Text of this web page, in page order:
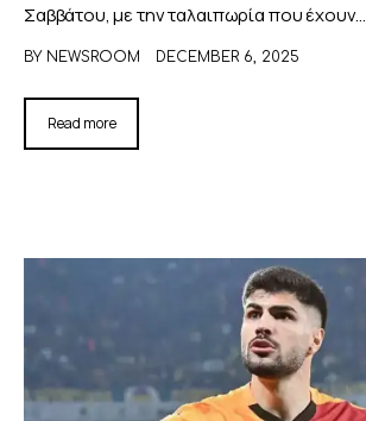
Σαββάτου, με την ταλαιπωρία που έχουν…
BY NEWSROOM DECEMBER 6, 2025
Read more